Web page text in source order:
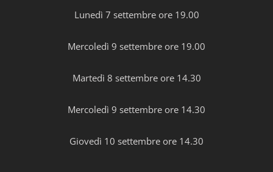
Lunedì 7 settembre ore 19.00
Mercoledì 9 settembre ore 19.00
Martedì 8 settembre ore 14.30
Mercoledì 9 settembre ore 14.30
Giovedì 10 settembre ore 14.30